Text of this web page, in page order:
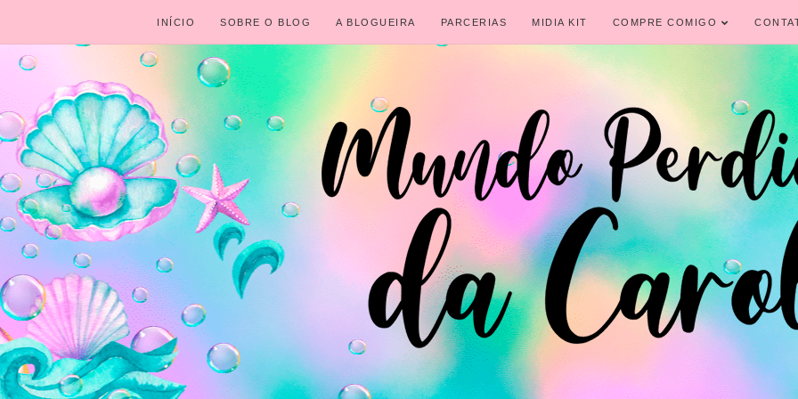
INÍCIO SOBRE O BLOG A BLOGUEIRA PARCERIAS MIDIA KIT COMPRE COMIGO